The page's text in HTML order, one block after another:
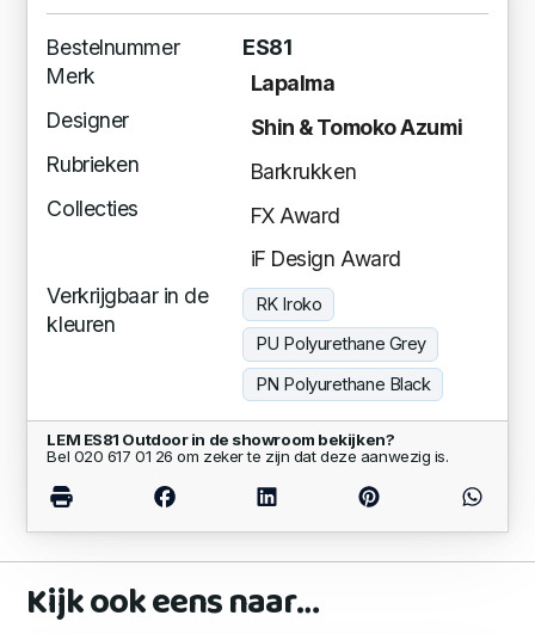
Bestelnummer
ES81
Merk
Lapalma
Designer
Shin & Tomoko Azumi
Rubrieken
Barkrukken
Collecties
FX Award
iF Design Award
Verkrijgbaar in de
kleuren
RK Iroko
PU Polyurethane Grey
PN Polyurethane Black
LEM ES81 Outdoor in de showroom bekijken?
Bel 020 617 01 26 om zeker te zijn dat deze aanwezig is.
Kijk ook eens naar…